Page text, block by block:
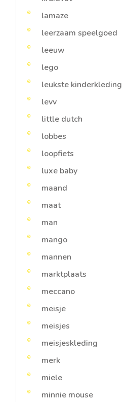
lamaze
leerzaam speelgoed
leeuw
lego
leukste kinderkleding
levv
little dutch
lobbes
loopfiets
luxe baby
maand
maat
man
mango
mannen
marktplaats
meccano
meisje
meisjes
meisjeskleding
merk
miele
minnie mouse